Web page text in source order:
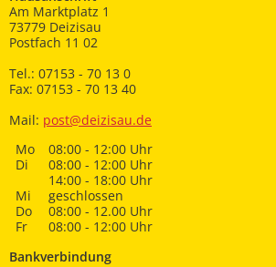
Am Marktplatz 1
73779 Deizisau
Postfach 11 02
Tel.: 07153 - 70 13 0
Fax: 07153 - 70 13 40
Mail: post@deizisau.de
Mo
08:00 - 12:00 Uhr
Di
08:00 - 12:00 Uhr
14:00 - 18:00 Uhr
Mi
geschlossen
Do
08:00 - 12.00 Uhr
Fr
08:00 - 12:00 Uhr
Bankverbindung